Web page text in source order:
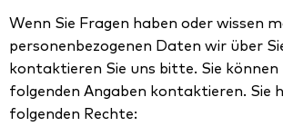
Wenn Sie Fragen haben oder wissen
personenbezogenen Daten wir über
kontaktieren Sie uns bitte. Sie können
folgenden Angaben kontaktieren. Sie
folgenden Rechte: